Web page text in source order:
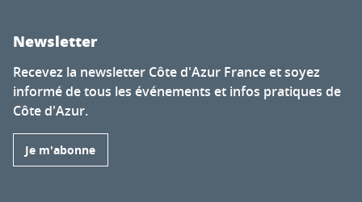
Newsletter
Recevez la newsletter Côte d'Azur France et soyez
informé de tous les événements et infos pratiques de
Côte d'Azur.
Je m'abonne